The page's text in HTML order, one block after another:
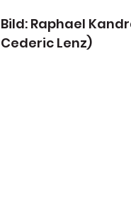
Bild: Raphael
Cederic Lenz)